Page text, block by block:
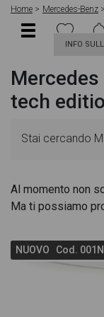
Home Mercedes-Benz
INFO
tech
Stai cercando
offerte per
Le schede
Al momento non
Ma ti possiamo
NUOVO Cod.